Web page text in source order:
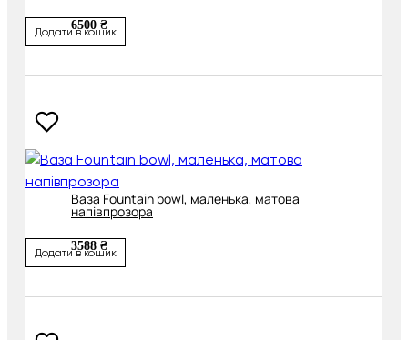
6500 ₴
Додати в кошик
Ваза Fountain bowl, маленька, матова
напівпрозора
3588 ₴
Додати в кошик